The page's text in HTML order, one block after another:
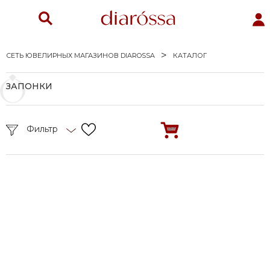
СЕТЬ ЮВЕЛИРНЫХ МАГАЗИНОВ DIAROSSA КАТАЛОГ
ЗАПОНКИ
Фильтр